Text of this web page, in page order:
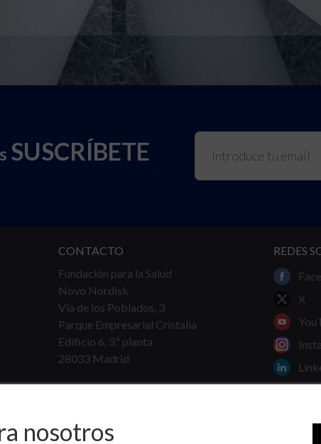
nosotros
SUSCRÍBETE
CONTACTO
Fundación para la Salud
Novo Nordisk
Vía de los Poblados, 3
Parque Empresarial Cristalia
Edificio 6, 3.ª planta
28033 Madrid
REDES
X